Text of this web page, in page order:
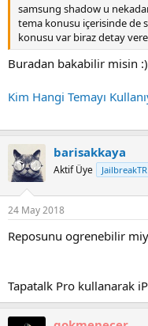
samsung shadow u
tema konusu içerisinde de
konusu var biraz detay
Buradan bakabilir misin :)
Kim Hangi Temayı
barisakkaya
Aktif Üye JailbreakTR
24 May 2018
Reposunu ogrenebilir
Tapatalk Pro kullanarak